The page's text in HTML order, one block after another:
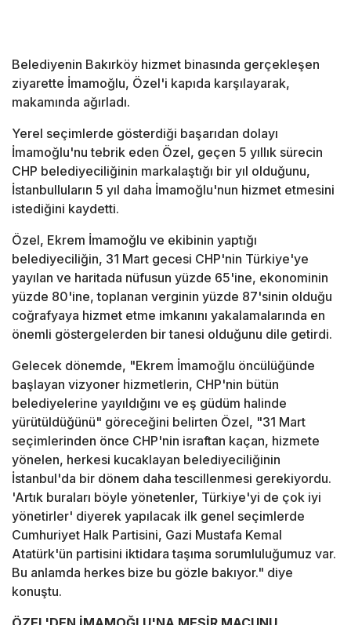
Belediyenin Bakırköy hizmet binasında gerçekleşen
ziyarette İmamoğlu, Özel'i kapıda karşılayarak,
makamında ağırladı.
Yerel seçimlerde gösterdiği başarıdan dolayı
İmamoğlu'nu tebrik eden Özel, geçen 5 yıllık sürecin
CHP belediyeciliğinin markalaştığı bir yıl olduğunu,
İstanbulluların 5 yıl daha İmamoğlu'nun hizmet etmesini
istediğini kaydetti.
Özel, Ekrem İmamoğlu ve ekibinin yaptığı
belediyeciliğin, 31 Mart gecesi CHP'nin Türkiye'ye
yayılan ve haritada nüfusun yüzde 65'ine, ekonominin
yüzde 80'ine, toplanan verginin yüzde 87'sinin olduğu
coğrafyaya hizmet etme imkanını yakalamalarında en
önemli göstergelerden bir tanesi olduğunu dile getirdi.
Gelecek dönemde, "Ekrem İmamoğlu öncülüğünde
başlayan vizyoner hizmetlerin, CHP'nin bütün
belediyelerine yayıldığını ve eş güdüm halinde
yürütüldüğünü" göreceğini belirten Özel, "31 Mart
seçimlerinden önce CHP'nin israftan kaçan, hizmete
yönelen, herkesi kucaklayan belediyeciliğinin
İstanbul'da bir dönem daha tescillenmesi gerekiyordu.
'Artık buraları böyle yönetenler, Türkiye'yi de çok iyi
yönetirler' diyerek yapılacak ilk genel seçimlerde
Cumhuriyet Halk Partisini, Gazi Mustafa Kemal
Atatürk'ün partisini iktidara taşıma sorumluluğumuz var.
Bu anlamda herkes bize bu gözle bakıyor." diye
konuştu.